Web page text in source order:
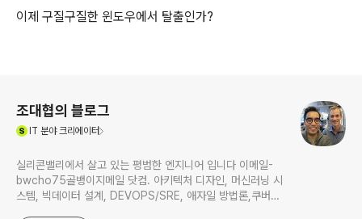
이제 구질구질한 윈도우에서 탈출인가?
조대협의 블로그
IT 분야 크리에이터
실리콘밸리에서 살고 있는 평범한 엔지니어 입니다 이메일-
bwcho75골뱅이지메일 닷컴. 아키텍처 디자인, 머신러닝 시
스템, 빅데이터 설계, DEVOPS/SRE, 애자일 방법론,쿠버네